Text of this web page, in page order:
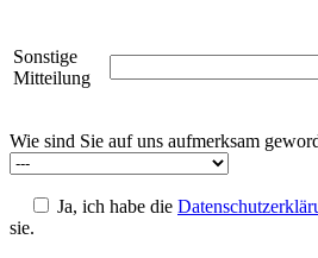
Sonstige
Mitteilung
Wie sind Sie auf uns aufmerksam
Ja, ich habe die
sie.